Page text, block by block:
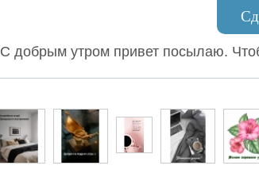
С добрым утром привет посылаю.